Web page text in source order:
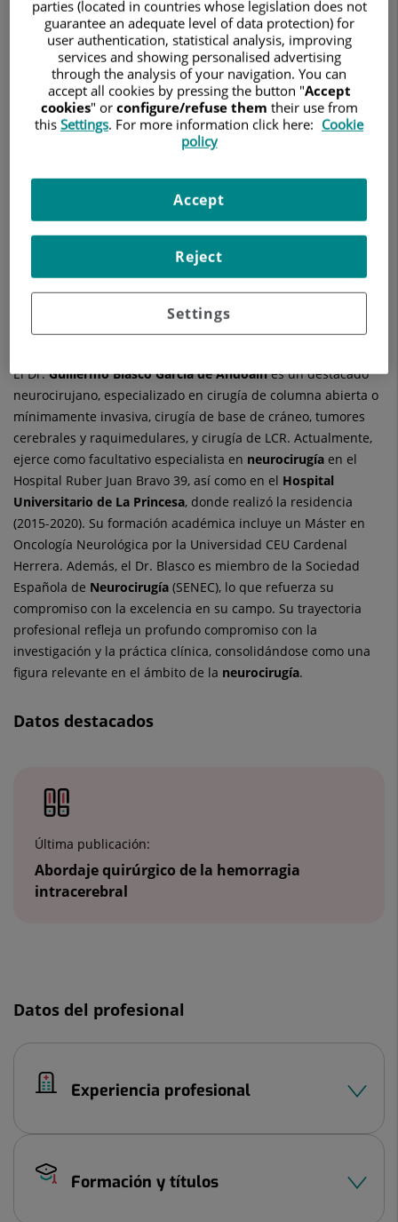
NEUROCIRUGÍA
Pedir cita
Hospital Universitario Ruber Juan Bravo
28006 Madrid
910 687 999
Ver más especialistas enMadrid
El Dr.Guillermo Blasco García de Andoaines un destacado
neurocirujano, especializado en cirugía de columna abierta o
mínimamente invasiva, cirugía de base de cráneo, tumores
cerebrales y raquimedulares, y cirugía de LCR. Actualmente,
ejerce como facultativo especialista en neurocirugía en el
Hospital Ruber Juan Bravo 39, así como en el Hospital
Universitario de La Princesa, donde realizó la residencia
(2015-2020). Su formación académica incluye un Máster en
Oncología Neurológica por la Universidad CEU Cardenal
Herrera. Además, el Dr. Blasco es miembro de la Sociedad
Española de Neurocirugía (SENEC), lo que refuerza su
compromiso con la excelencia en su campo. Su trayectoria
profesional refleja un profundo compromiso con la
investigación y la práctica clínica, consolidándose como una
figura relevante en el ámbito de la neurocirugía.
Datos destacados
Última publicación:
Abordaje quirúrgico de la hemorragia
intracerebral
de
Datos del profesional
Experiencia profesional
Formación y títulos
parties (located in countries whose legislation does not
guarantee an adequate level of data protection) for
user authentication, statistical analysis, improving
services and showing personalised advertising
through the analysis of your navigation. You can
accept all cookies by pressing the button "Accept
cookies" or configure/refuse them their use from
this Settings. For more information click here: Cookie
policy
Settings
Reject
Accept